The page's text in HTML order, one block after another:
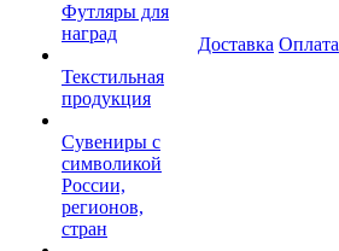
Футляры для
наград
Текстильная
продукция
Сувениры с
символикой
России,
регионов,
стран
Доставка Оплата